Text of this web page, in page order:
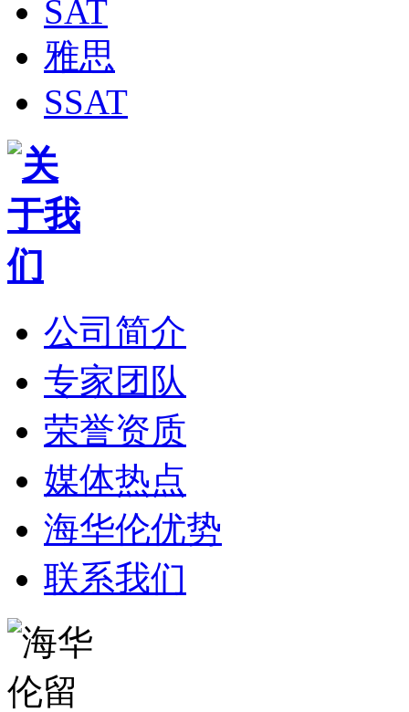
SAT
雅思
SSAT
公司简介
专家团队
荣誉资质
媒体热点
海华伦优势
联系我们